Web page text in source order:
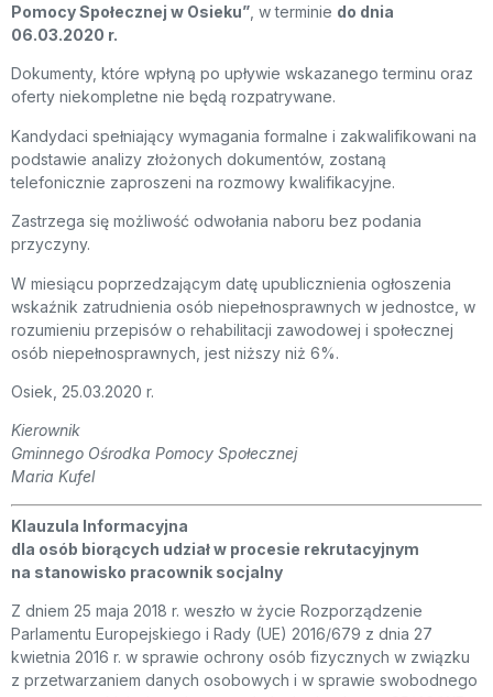
Pomocy Społecznej w Osieku” , w terminie do dnia
06.03.2020 r.
Dokumenty, które wpłyną po upływie wskazanego terminu oraz
oferty niekompletne nie będą rozpatrywane.
Kandydaci spełniający wymagania formalne i zakwalifikowani na
podstawie analizy złożonych dokumentów, zostaną
telefonicznie zaproszeni na rozmowy kwalifikacyjne.
Zastrzega się możliwość odwołania naboru bez podania
przyczyny.
W miesiącu poprzedzającym datę upublicznienia ogłoszenia
wskaźnik zatrudnienia osób niepełnosprawnych w jednostce, w
rozumieniu przepisów o rehabilitacji zawodowej i społecznej
osób niepełnosprawnych, jest niższy niż 6%.
Osiek, 25.03.2020 r.
Kierownik
Gminnego Ośrodka Pomocy Społecznej
Maria Kufel
Klauzula Informacyjna
dla osób biorących udział w procesie rekrutacyjnym
na stanowisko pracownik socjalny
Z dniem 25 maja 2018 r. weszło w życie Rozporządzenie
Parlamentu Europejskiego i Rady (UE) 2016/679 z dnia 27
kwietnia 2016 r. w sprawie ochrony osób fizycznych w związku
z przetwarzaniem danych osobowych i w sprawie swobodnego